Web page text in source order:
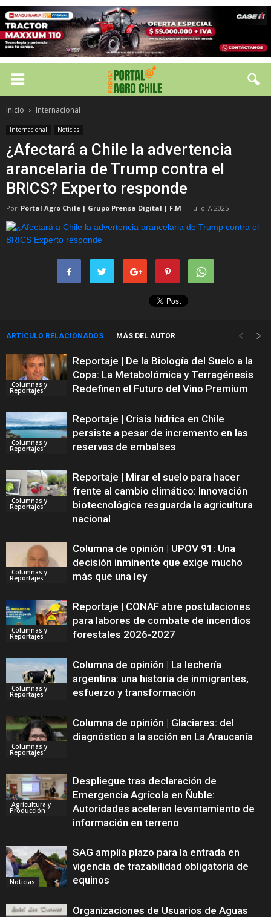
Inicio Internacional
Internacional Noticias
¿Afectará a Chile la advertencia
arancelaria de Trump contra el
BRICS? Experto responde
Por Portal Agro Chile | Grupo Prensa Digital | F.M - julio 7, 2025
ARTÍCULO RELACIONADOS MÁS DEL AUTOR
Columnas y
Reportajes
Reportaje | De la Biología del Suelo a la
Copa: La Metabolómica y Terragénesis
Redefinen el Futuro del Vino Premium
Columnas y
Reportajes
Reportaje | Crisis hídrica en Chile
persiste a pesar de incremento en las
reservas de embalses
Columnas y
Reportajes
Reportaje | Mirar el suelo para hacer
frente al cambio climático: Innovación
biotecnológica resguarda la agricultura
nacional
Columnas y
Reportajes
Columna de opinión | UPOV 91: Una
decisión inminente que exige mucho
más que una ley
Columnas y
Reportajes
Reportaje | CONAF abre postulaciones
para labores de combate de incendios
forestales 2026-2027
Columnas y
Reportajes
Columna de opinión | La lechería
argentina: una historia de inmigrantes,
esfuerzo y transformación
Columnas y
Reportajes
Columna de opinión | Glaciares: del
diagnóstico a la acción en La Araucanía
Agricultura y
Producción
Despliegue tras declaración de
Emergencia Agrícola en Ñuble:
Autoridades aceleran levantamiento de
información en terreno
Noticias
SAG amplía plazo para la entrada en
vigencia de trazabilidad obligatoria de
equinos
Organizaciones de Usuarios de Aguas